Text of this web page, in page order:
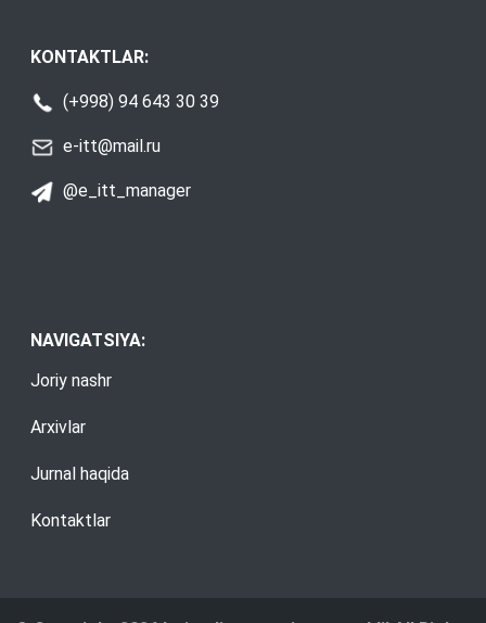
KONTAKTLAR:
(+998) 94 643 30 39
e-itt@mail.ru
@e_itt_manager
NAVIGATSIYA:
Joriy nashr
Arxivlar
Jurnal haqida
Kontaktlar